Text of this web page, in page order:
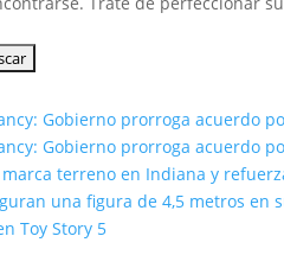
Gobierno prorroga acuerdo
Gobierno prorroga acuerdo
terreno en Indiana y
una figura de 4,5 metros en
Toy Story 5